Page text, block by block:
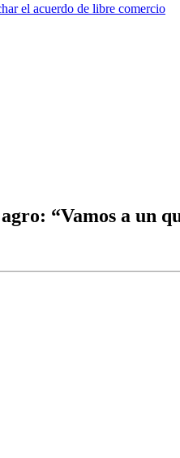
el acuerdo de libre comercio
“Vamos a un